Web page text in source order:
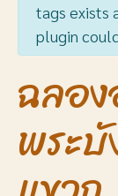
tags exists
plugin
ฉลอ
พระ